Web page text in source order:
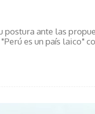
postura ante las
es un país laico"